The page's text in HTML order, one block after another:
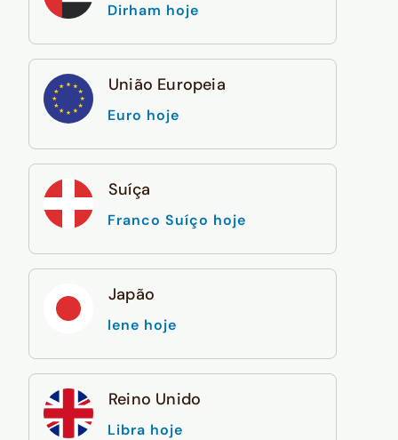
Dirham hoje
União Europeia
Euro hoje
Suíça
Franco Suíço hoje
Japão
Iene hoje
Reino Unido
Libra hoje